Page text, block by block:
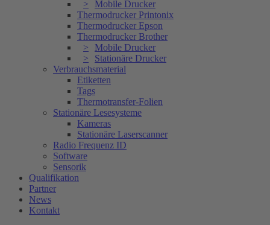
Mobile Drucker
Thermodrucker Printonix
Thermodrucker Epson
Thermodrucker Brother
Mobile Drucker
Stationäre Drucker
Verbrauchsmaterial
Etiketten
Tags
Thermotransfer-Folien
Stationäre Lesesysteme
Kameras
Stationäre Laserscanner
Radio Frequenz ID
Software
Sensorik
Qualifikation
Partner
News
Kontakt